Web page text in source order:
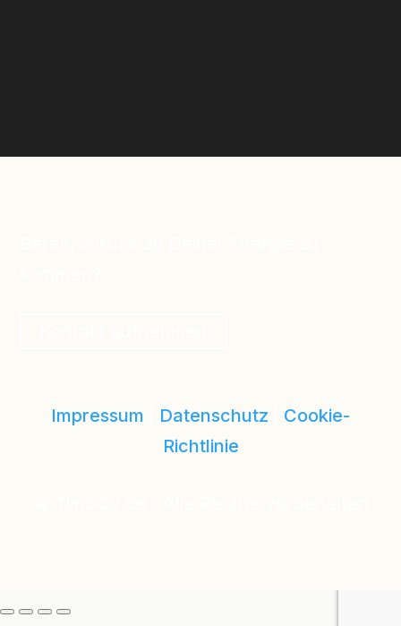
Impressum Datenschutz
Cookie-
Richtlinie